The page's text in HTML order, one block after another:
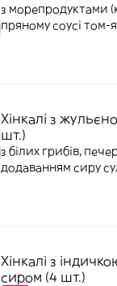
з морепродуктами
пряному соусі том-
Хінкалі з
шт.)
з білих грибів,
додаванням сиру
Хінкалі з
сиром (4 шт.)